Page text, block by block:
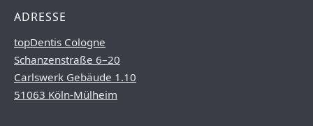
ADRESSE
topDentis Cologne
Schanzenstraße 6–20
Carlswerk Gebäude 1.10
51063 Köln-Mülheim